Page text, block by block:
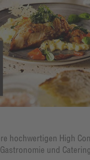
hochwertigen High
und